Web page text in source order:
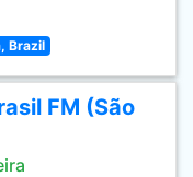
Brazil
FM (São